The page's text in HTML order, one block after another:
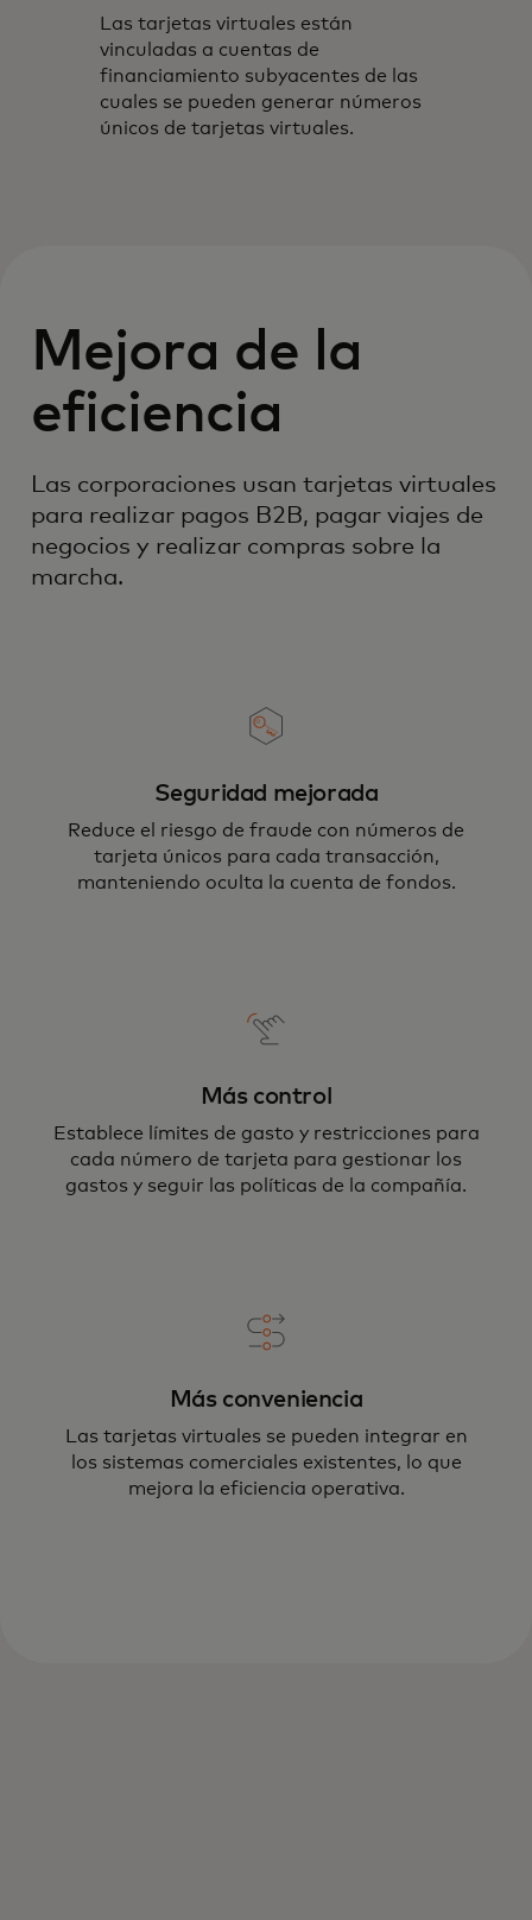
Las tarjetas virtuales están
vinculadas a cuentas de
financiamiento subyacentes de las
cuales se pueden generar números
únicos de tarjetas virtuales.
Mejora de la
eficiencia
Las corporaciones usan tarjetas virtuales
para realizar pagos B2B, pagar viajes de
negocios y realizar compras sobre la
marcha.
Seguridad mejorada
Reduce el riesgo de fraude con números de
tarjeta únicos para cada transacción,
manteniendo oculta la cuenta de fondos.
Más control
Establece límites de gasto y restricciones para
cada número de tarjeta para gestionar los
gastos y seguir las políticas de la compañía.
Más conveniencia
Las tarjetas virtuales se pueden integrar en
los sistemas comerciales existentes, lo que
mejora la eficiencia operativa.